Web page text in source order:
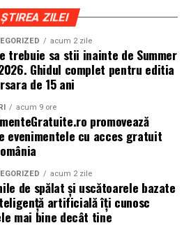
care ofera aderenta constanta,
echilibrat sunt preferate de cei
masina intr-un obiect
unoranvelope all season
pentru multe proiecte
locale, in special pentru
clasice.
anvelopelor
masinii este analizata atent.
cum se aliniaza roata cu aripa si ce
sunt detalii care pot face
obisnuit si unul remarcabil.
ȘTIREA ZILEI
acum 2 zile
trebuie sa stii inainte de Summer
Ghidul complet pentru editia
de 15 ani
acum 9 ore
promovează
evenimentele cu acces gratuit
acum 2 zile
de spălat și uscătoarele bazate
artificială îți cunosc
mai bine decât tine